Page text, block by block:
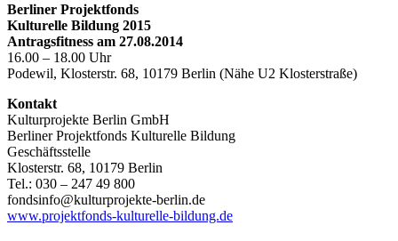
Berliner Projektfonds
Kulturelle Bildung 2015
Antragsfitness am 27.08.2014
16.00 – 18.00 Uhr
Podewil, Klosterstr. 68, 10179 Berlin (Nähe U2 Klosterstraße)
Kontakt
Kulturprojekte Berlin GmbH
Berliner Projektfonds Kulturelle Bildung
Geschäftsstelle
Klosterstr. 68, 10179 Berlin
Tel.: 030 – 247 49 800
fondsinfo@kulturprojekte-berlin.de
www.projektfonds-kulturelle-bildung.de